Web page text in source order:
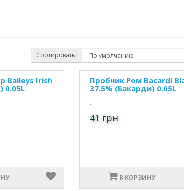
Сортировать:
Baileys Irish
0.05L
Пробник Ром Bacardi
37.5% (Бакарди) 0.05L
..
41 грн
В КОРЗИНУ